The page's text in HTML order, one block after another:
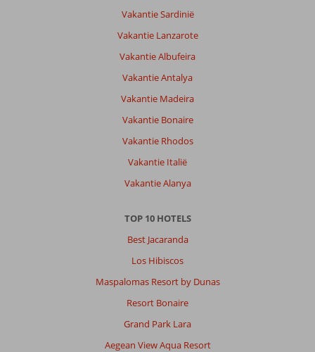
Vakantie Sardinië
Vakantie Lanzarote
Vakantie Albufeira
Vakantie Antalya
Vakantie Madeira
Vakantie Bonaire
Vakantie Rhodos
Vakantie Italië
Vakantie Alanya
TOP 10 HOTELS
Best Jacaranda
Los Hibiscos
Maspalomas Resort by Dunas
Resort Bonaire
Grand Park Lara
Aegean View Aqua Resort